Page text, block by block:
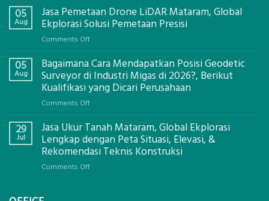
05
Aug
Jasa Pemetaan Drone LiDAR Mataram, Global
Ekplorasi Solusi Pemetaan Presisi
Comments Offon
Pemetaan
Drone
LiDAR
Mataram,
Solusi
Pemetaan
Presisi
05
Aug
Bagaimana Cara Mendapatkan Posisi Geodetic
Surveyor di Industri Migas di 2026?, Berikut
Kualifikasi yang Dicari Perusahaan
Comments Offon
Cara
Mendapatkan
Posisi
29
Jul
Jasa Ukur Tanah Mataram, Global Ekplorasi
Lengkap dengan Peta Situasi, Elevasi, &
Rekomendasi Teknis Konstruksi
Comments Offon